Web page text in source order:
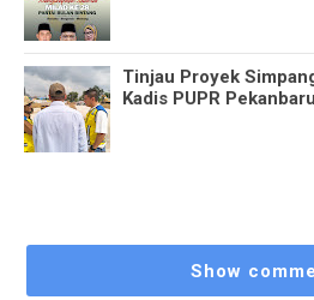
Tinjau Proyek
Kadis PUPR Pekanbaru
Show